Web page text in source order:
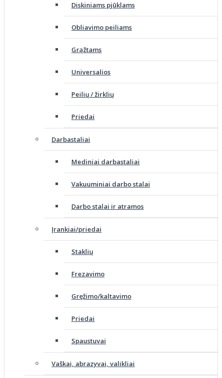
Diskiniams pjūklams
Obliavimo peiliams
Grąžtams
Universalios
Peilių / žirklių
Priedai
Darbastaliai
Mediniai darbastaliai
Vakuuminiai darbo stalai
Darbo stalai ir atramos
Įrankiai/priedai
Staklių
Frezavimo
Gręžimo/kaltavimo
Priedai
Spaustuvai
Vaškai, abrazyvai, valikliai